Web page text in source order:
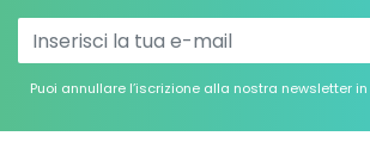
Puoi annullare l’iscrizione alla nostra newsletter